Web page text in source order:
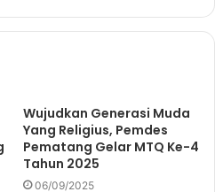
Wujudkan Generasi Muda
Yang Religius, Pemdes
Pematang Gelar MTQ Ke-4
Tahun 2025
06/09/2025